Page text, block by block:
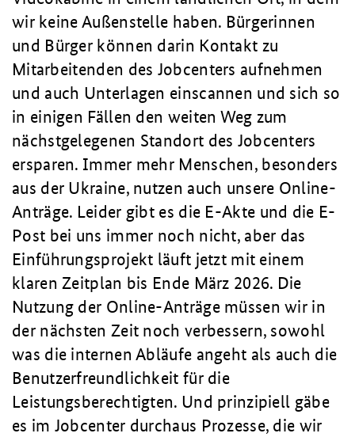
wir keine Außenstelle haben. Bürgerinnen
und Bürger können darin Kontakt zu
Mitarbeitenden des Jobcenters aufnehmen
und auch Unterlagen einscannen und sich so
in einigen Fällen den weiten Weg zum
nächstgelegenen Standort des Jobcenters
ersparen. Immer mehr Menschen, besonders
aus der Ukraine, nutzen auch unsere Online-
Anträge. Leider gibt es die E-Akte und die E-
Post bei uns immer noch nicht, aber das
Einführungsprojekt läuft jetzt mit einem
klaren Zeitplan bis Ende März 2026. Die
Nutzung der Online-Anträge müssen wir in
der nächsten Zeit noch verbessern, sowohl
was die internen Abläufe angeht als auch die
Benutzerfreundlichkeit für die
Leistungsberechtigten. Und prinzipiell gäbe
es im Jobcenter durchaus Prozesse, die wir